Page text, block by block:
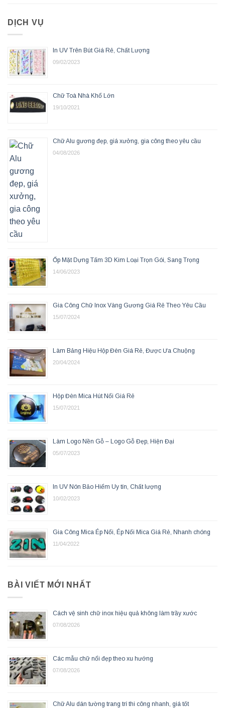
DỊCH VỤ
In UV Trên Bút Giá Rẻ, Chất Lượng
09/02/2023
Chữ Toà Nhà Khổ Lớn
19/10/2021
Chữ Alu gương đẹp, giá xưởng, gia công theo yêu cầu
04/08/2026
Ốp Mặt Dựng Tấm 3D Kim Loại Trọn Gói, Sang Trọng
14/06/2023
Gia Công Chữ Inox Vàng Gương Giá Rẻ Theo Yêu Cầu
15/07/2024
Làm Bảng Hiệu Hộp Đèn Giá Rẻ, Được Ưa Chuộng
20/04/2024
Hộp Đèn Mica Hút Nổi Giá Rẻ
15/07/2021
Làm Logo Nền Gỗ – Logo Gỗ Đẹp, Hiện Đại
05/07/2023
In UV Nón Bảo Hiểm Uy tín, Chất lượng
10/02/2023
Gia Công Mica Ép Nổi, Ép Nổi Mica Giá Rẻ, Nhanh chóng
11/04/2022
BÀI VIẾT MỚI NHẤT
Cách vệ sinh chữ inox hiệu quả không làm trầy xước
07/08/2026
Các mẫu chữ nổi đẹp theo xu hướng
07/08/2026
Chữ Alu dán tường trang trí thi công nhanh, giá tốt